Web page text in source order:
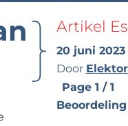
ZoekenArtikel
20 juni 2023
Door
Page 1 / 1
Beoordeling